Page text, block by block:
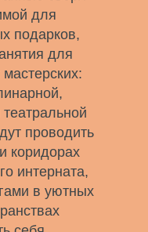
для
подарков,
для
проводить
коридорах
интерната,
в уютных